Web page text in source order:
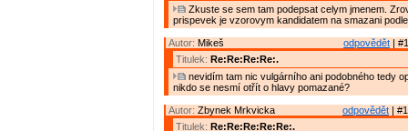
Zkuste se sem tam podepsat celym jmenem.
prispevek je vzorovym kandidatem na smazani
odpovědět |
Autor: Mikeš
Titulek: Re:Re:Re:Re:.
nevidím tam nic vulgárního ani podobného tedy
nikdo se nesmí otřít o hlavy pomazané?
odpovědět |
Autor: Zbynek Mrkvicka
Titulek: Re:Re:Re:Re:Re:.